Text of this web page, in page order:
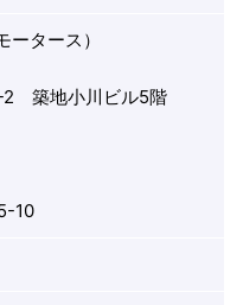
タース）
2 築地小川ビル5階
10